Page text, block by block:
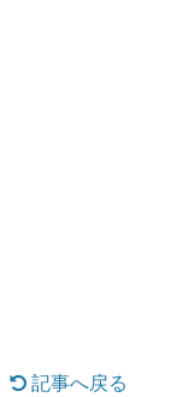
記事へ戻る